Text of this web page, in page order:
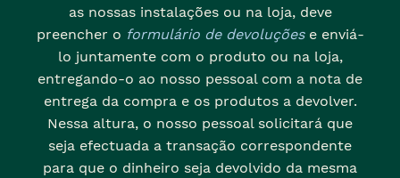
as nossas instalações ou na loja, deve
preencher o formulário de devoluçõese enviá-
lo juntamente com o produto ou na loja,
entregando-o ao nosso pessoal com a nota de
entrega da compra e os produtos a devolver.
Nessa altura, o nosso pessoal solicitará que
seja efectuada a transação correspondente
para que o dinheiro seja devolvido da mesma